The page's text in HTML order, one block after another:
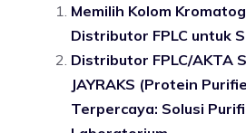
Memilih Kolom
Distributor FPLC untuk
Distributor FPLC/AKTA
JAYRAKS (Protein
Terpercaya: Solusi